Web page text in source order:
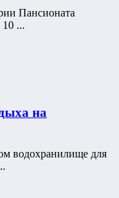
Пансионата
...
на
водохранилище для